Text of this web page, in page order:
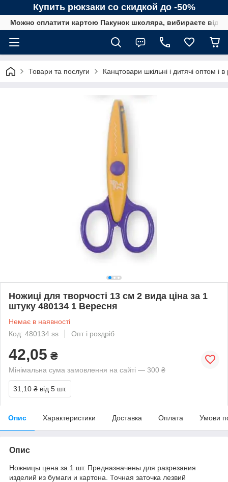
Купить рюкзаки со скидкой до -50%
Можно сплатити картою Пакунок школяра, вибираєте від
Товари та послуги Канцтовари шкільні і дитячі оптом і в
Ножиці для творчості 13 см 2 вида ціна за 1
штуку 480134 1 Вересня
Немає в наявності
Код: 480134 ss
Опт і роздріб
42,05 ₴
Мінімальна сума замовлення на сайті — 300 ₴
31,10 ₴ від 5 шт.
Опис Характеристики Доставка Оплата Умови
Опис
Ножницы цена за 1 шт. Предназначены для разрезания
изделий из бумаги и картона. Точная заточка лезвий